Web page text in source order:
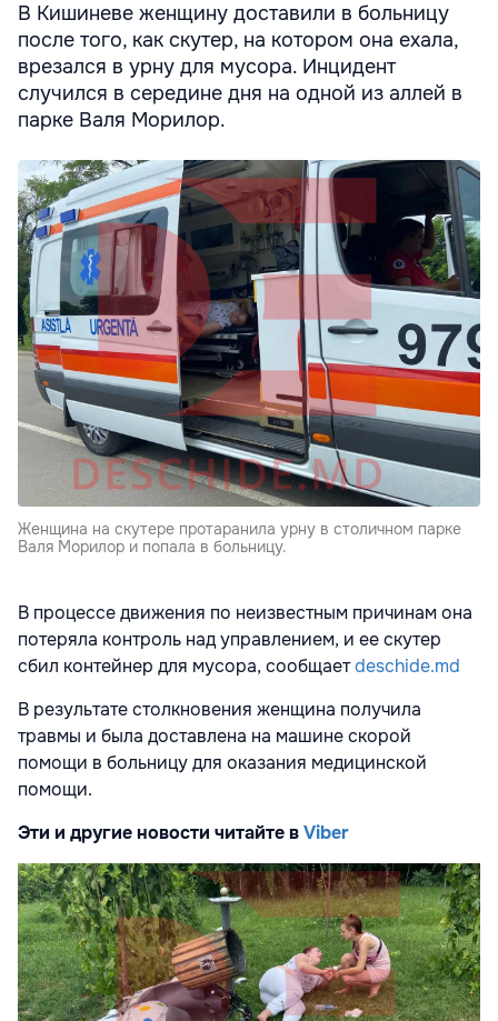
В Кишиневе женщину доставили в больницу
после того, как скутер, на котором она ехала,
врезался в урну для мусора. Инцидент
случился в середине дня на одной из аллей в
парке Валя Морилор.
Женщина на скутере протаранила урну в столичном парке
Валя Морилор и попала в больницу.
В процессе движения по неизвестным причинам она
потеряла контроль над управлением, и ее скутер
сбил контейнер для мусора, сообщаетdeschide.md
В результате столкновения женщина получила
травмы и была доставлена на машине скорой
помощи в больницу для оказания медицинской
помощи.
Эти и другие новости читайте вViber